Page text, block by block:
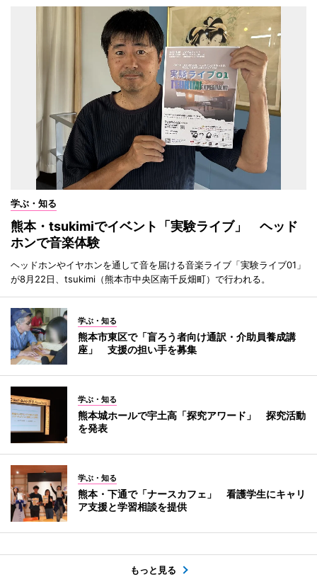
学ぶ・知る
熊本・tsukimiでイベント「実験ライブ」 ヘッド
ホンで音楽体験
ヘッドホンやイヤホンを通して音を届ける音楽ライブ「実験ライブ01」
が8月22日、tsukimi（熊本市中央区南千反畑町）で行われる。
学ぶ・知る
熊本市東区で「盲ろう者向け通訳・介助員養成講
座」 支援の担い手を募集
学ぶ・知る
熊本城ホールで宇土高「探究アワード」 探究活動
を発表
学ぶ・知る
熊本・下通で「ナースカフェ」 看護学生にキャリ
ア支援と学習相談を提供
もっと見る